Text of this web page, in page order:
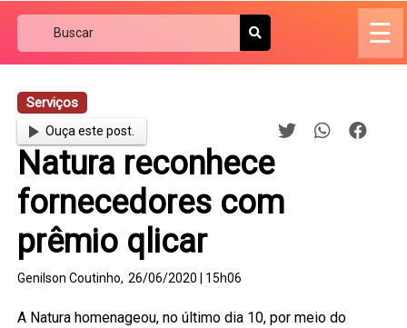
☰
Serviços
Ouça este post.
Natura reconhece
fornecedores com
prêmio qlicar
Genilson Coutinho, 26/06/2020 | 15h06
A Natura homenageou, no último dia 10, por meio do